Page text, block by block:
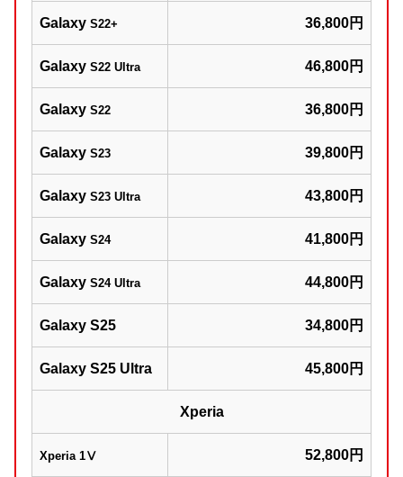
Galaxy S22+ 36,800円
Galaxy S22 Ultra 46,800円
Galaxy S22 36,800円
Galaxy S23 39,800円
Galaxy S23 Ultra 43,800円
Galaxy S24 41,800円
Galaxy S24 Ultra 44,800円
Galaxy S25 34,800円
Galaxy S25 Ultra 45,800円
Xperia
Xperia 1Ⅴ 52,800円